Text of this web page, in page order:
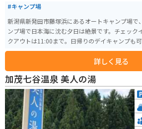
#キャンプ場
新潟県新発田市藤塚浜にあるオートキャンプ場で
ンプ場で日本海に沈む夕日は絶景です。チェック
クアウトは11:00まで。日帰りのデイキャンプも
もキレイな高規格オートキャンプ場です。バイク
詳しく見る
加茂七谷温泉 美人の湯